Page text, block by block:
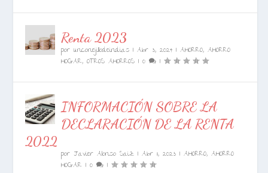
Renta 2023
porunconejillodeindias |Abr 3, 2024 |AHORRO,AHORRO
HOGAR,OTROS AHORROS |0 |
INFORMACIÓN SOBRE LA
DECLARACIÓN DE LA RENTA
2022
por Javier Alonso Saiz |Abr 11, 2023 |AHORRO,AHORRO
HOGAR |0 |